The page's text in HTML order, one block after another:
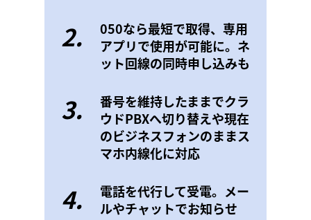
2.
050なら最短で取得、専用
アプリで使用が可能に。ネ
ット回線の同時申し込みも
3.
番号を維持したままでクラ
ウドPBXへ切り替えや現在
のビジネスフォンのままス
マホ内線化に対応
4.
電話を代行して受電。メー
ルやチャットでお知らせ